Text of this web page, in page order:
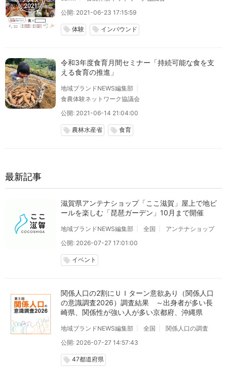
公開: 2021-06-23 17:15:59
local_offer 体験 local_offer インバウンド
令和3年度食育月間セミナー「持続可能な食を支
える食育の推進」
地域ブランドNEWS編集部
食農体験ネットワーク協議会
公開: 2021-06-14 21:04:00
local_offer 農林水産省 local_offer 食育
最新記事
滋賀県アンテナショップ「ここ滋賀」屋上で地ビ
ールを楽しむ「琵琶ガーデン」10月まで開催
地域ブランドNEWS編集部 全国
アンテナショップ
公開: 2026-07-27 17:01:00
local_offer イベント
関係人口の2割にＵＩターン意欲あり（関係人口
の意識調査2026）調査結果 ～出身者が多い長
崎県、関係性が強い人が多い京都府、沖縄県
地域ブランドNEWS編集部 全国
関係人口の調査
公開: 2026-07-27 14:57:43
local_offer 47都道府県